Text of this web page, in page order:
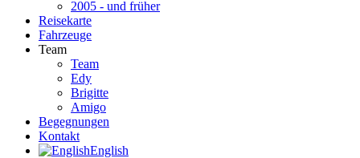
2005 - und früher
Reisekarte
Fahrzeuge
Team
Team
Edy
Brigitte
Amigo
Begegnungen
Kontakt
English